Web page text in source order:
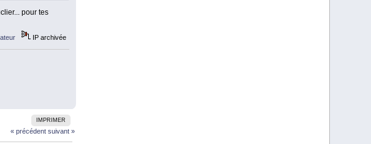
pour tes
IP archivée
IMPRIMER
« précédent suivant »